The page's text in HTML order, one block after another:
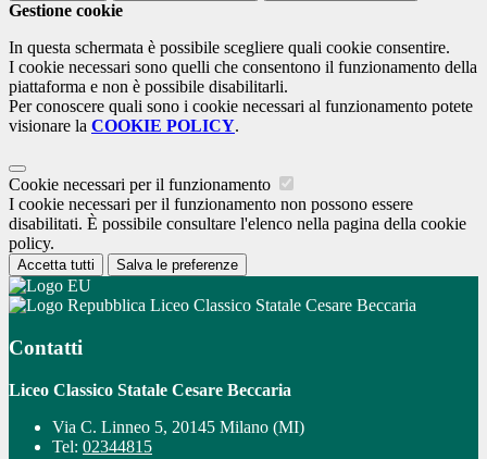
Gestione cookie
In questa schermata è possibile scegliere quali cookie consentire.
I cookie necessari sono quelli che consentono il funzionamento della
piattaforma e non è possibile disabilitarli.
Per conoscere quali sono i cookie necessari al funzionamento potete
visionare la COOKIE POLICY.
Cookie necessari per il funzionamento
I cookie necessari per il funzionamento non possono essere
disabilitati. È possibile consultare l'elenco nella pagina della cookie
policy.
Accetta tutti Salva le preferenze
Liceo Classico Statale Cesare Beccaria
Contatti
Liceo Classico Statale Cesare Beccaria
Via C. Linneo 5, 20145 Milano (MI)
Tel: 02344815